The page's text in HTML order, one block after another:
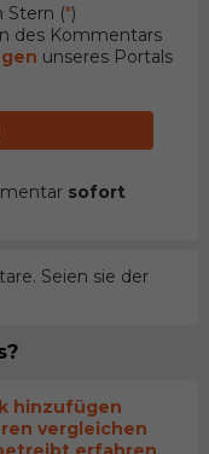
Stern (*)
des Kommentars
unseres Portals
sofort
Seien sie der
hinzufügen
vergleichen